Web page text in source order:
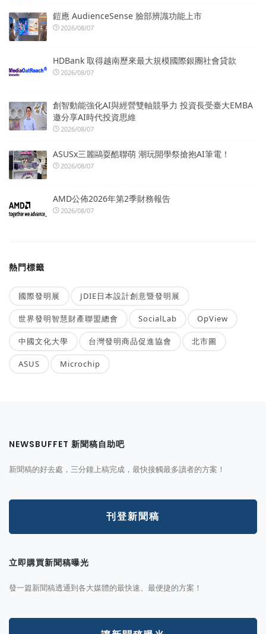
鎧應 AudienceSense 臉部辨識功能上市
2026/08/07
HDBank 取得越南歷來最大規模國際銀團社會貸款
2026/08/07
創智動能強化AI與經營雙軸競爭力 投資長受臺大EMBA
邀分享AI時代投資思維
2026/08/07
ASUSx三麗鷗耍酷聯萌 潮玩開學祭搶抱AI筆電！
2026/08/07
AMD公佈2026年第2季財務報告
2026/08/07
熱門標籤
國際發明展 JDIE日本設計創意暨發明展
世界發明智慧財產聯盟總會 SocialLab OpView
中國文化大學 台灣發明商品促進協會 北市圖
ASUS Microchip
NEWSBUFFET 新聞稿自助吧
新聞稿的好去處，三分鐘上稿完成，最快接觸最多讀者的方案！
刊登新聞稿
立即購買新聞稿曝光
發一篇新聞稿透通到各大媒體的最快速、最便捷的方案！